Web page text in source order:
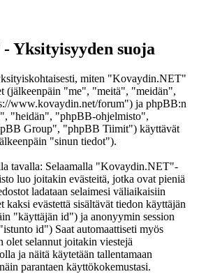
Yksityisyyden suoja
miten "Kovaydin.NET"
(jälkeenpäin "me", "meitä", "meidän",
www.kovaydin.net/forum") ja phpBB:n
"heidän", "phpBB-ohjelmisto",
Group", "phpBB Tiimit") käyttävät
"sinun tiedot").
tavalla: Selaamalla "Kovaydin.NET"-
luo joitakin evästeitä, jotka ovat pieniä
ladataan selaimesi väliaikaisiin
kaksi evästettä sisältävät tiedon käyttäjän
"käyttäjän id") ja anonyymin session
id") Saat automaattiseti myös
olet selannut joitakin viestejä
ja näitä käytetään tallentamaan
parantaen käyttökokemustasi.